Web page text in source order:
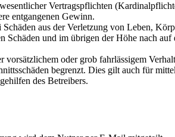
Vertragspflichten
entgangenen Gewinn.
aus der Verletzung von Leben,
und im übrigen der Höhe nach
oder grob fahrlässigem
begrenzt. Dies gilt auch für
des Betreibers.